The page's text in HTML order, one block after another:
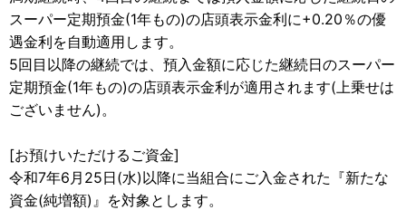
スーパー定期預金(1年もの)の店頭表示金利に+0.20％の優
遇金利を自動適用します。
5回目以降の継続では、預入金額に応じた継続日のスーパー
定期預金(1年もの)の店頭表示金利が適用されます(上乗せは
ございません)。
[お預けいただけるご資金]
令和7年6月25日(水)以降に当組合にご入金された『新たな
資金(純増額)』を対象とします。